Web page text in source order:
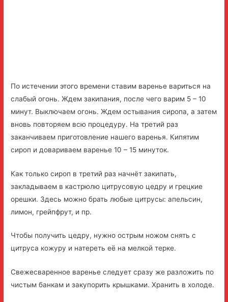
По истечении этого времени ставим варенье вариться на
слабый огонь. Ждем закипания, после чего варим 5 – 10
минут. Выключаем огонь. Ждем остывания сиропа, а затем
вновь повторяем всю процедуру. На третий раз
заканчиваем приготовление нашего варенья. Кипятим
сироп и довариваем варенье 10 – 15 минуток.
Как только сироп в третий раз начнёт закипать,
закладываем в кастрюлю цитрусовую цедру и грецкие
орешки. Здесь можно брать любые цитрусы: апельсин,
лимон, грейпфрут, и пр.
Чтобы получить цедру, нужно острым ножом снять с
цитруса кожуру и натереть её на мелкой терке.
Свежесваренное варенье следует сразу же разложить по
чистым банкам и закупорить крышками. Хранить в холоде.